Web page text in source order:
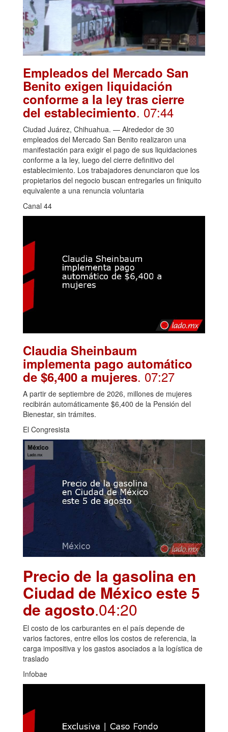
Empleados del Mercado San
Benito exigen liquidación
conforme a la ley tras cierre
del establecimiento. 07:44
Ciudad Juárez, Chihuahua. — Alrededor de 30
empleados del Mercado San Benito realizaron una
manifestación para exigir el pago de sus liquidaciones
conforme a la ley, luego del cierre definitivo del
establecimiento. Los trabajadores denunciaron que los
propietarios del negocio buscan entregarles un finiquito
equivalente a una renuncia voluntaria
Canal 44
Claudia Sheinbaum
implementa pago automático
de $6,400 a mujeres. 07:27
A partir de septiembre de 2026, millones de mujeres
recibirán automáticamente $6,400 de la Pensión del
Bienestar, sin trámites.
El Congresista
Precio de la gasolina en
Ciudad de México este 5
de agosto.04:20
El costo de los carburantes en el país depende de
varios factores, entre ellos los costos de referencia, la
carga impositiva y los gastos asociados a la logística de
traslado
Infobae